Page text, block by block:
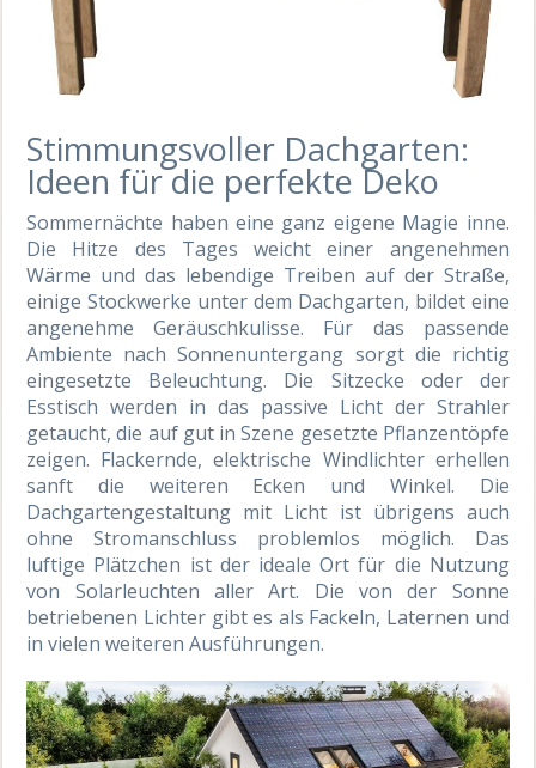
Stimmungsvoller Dachgarten:
Ideen für die perfekte Deko
Sommernächte haben eine ganz eigene Magie inne.
Die Hitze des Tages weicht einer angenehmen
Wärme und das lebendige Treiben auf der Straße,
einige Stockwerke unter dem Dachgarten, bildet eine
angenehme Geräuschkulisse. Für das passende
Ambiente nach Sonnenuntergang sorgt die richtig
eingesetzte Beleuchtung. Die Sitzecke oder der
Esstisch werden in das passive Licht der Strahler
getaucht, die auf gut in Szene gesetzte Pflanzentöpfe
zeigen. Flackernde, elektrische Windlichter erhellen
sanft die weiteren Ecken und Winkel. Die
Dachgartengestaltung mit Licht ist übrigens auch
ohne Stromanschluss problemlos möglich. Das
luftige Plätzchen ist der ideale Ort für die Nutzung
von Solarleuchten aller Art. Die von der Sonne
betriebenen Lichter gibt es als Fackeln, Laternen und
in vielen weiteren Ausführungen.